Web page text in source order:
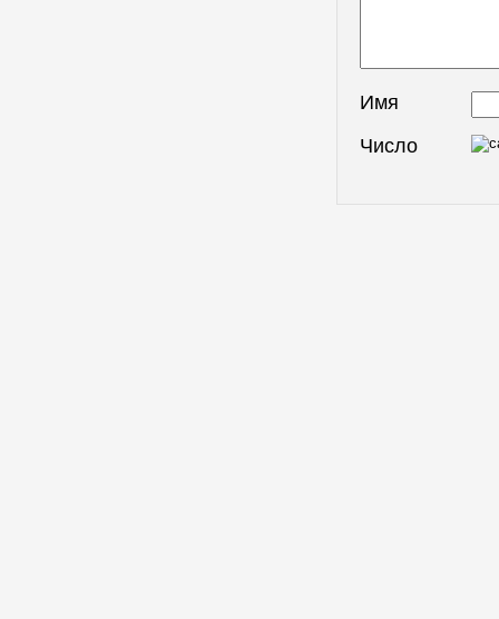
Имя
Число